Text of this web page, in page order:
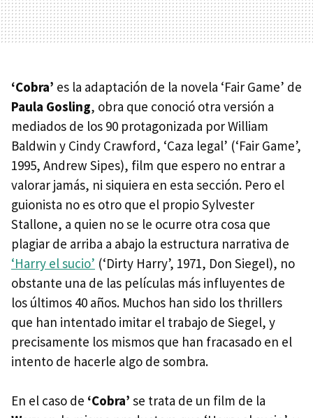
‘Cobra’ es la adaptación de la novela ‘Fair Game’ de
Paula Gosling, obra que conoció otra versión a
mediados de los 90 protagonizada por William
Baldwin y Cindy Crawford, ‘Caza legal’ (‘Fair Game’,
1995, Andrew Sipes), film que espero no entrar a
valorar jamás, ni siquiera en esta sección. Pero el
guionista no es otro que el propio Sylvester
Stallone, a quien no se le ocurre otra cosa que
plagiar de arriba a abajo la estructura narrativa de
‘Harry el sucio’ (‘Dirty Harry’, 1971, Don Siegel), no
obstante una de las películas más influyentes de
los últimos 40 años. Muchos han sido los thrillers
que han intentado imitar el trabajo de Siegel, y
precisamente los mismos que han fracasado en el
intento de hacerle algo de sombra.
En el caso de ‘Cobra’ se trata de un film de la